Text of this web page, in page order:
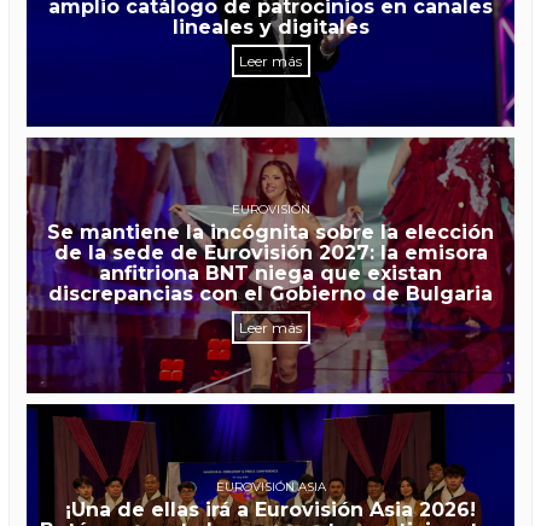
amplio catálogo de patrocinios en canales
lineales y digitales
Leer más
EUROVISIÓN
Se mantiene la incógnita sobre la elección
de la sede de Eurovisión 2027: la emisora
anfitriona BNT niega que existan
discrepancias con el Gobierno de Bulgaria
Leer más
EUROVISIÓN ASIA
¡Una de ellas irá a Eurovisión Asia 2026!